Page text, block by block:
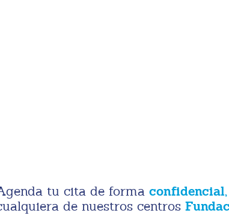
tu cita de forma
de nuestros centros